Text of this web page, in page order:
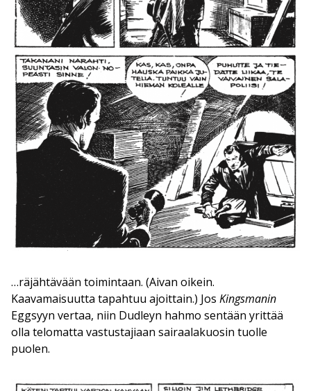
…räjähtävään toimintaan. (Aivan oikein.
Kaavamaisuutta tapahtuu ajoittain.) Jos Kingsmanin
Eggsyyn vertaa, niin Dudleyn hahmo sentään yrittää
olla telomatta vastustajiaan sairaalakuosin tuolle
puolen.